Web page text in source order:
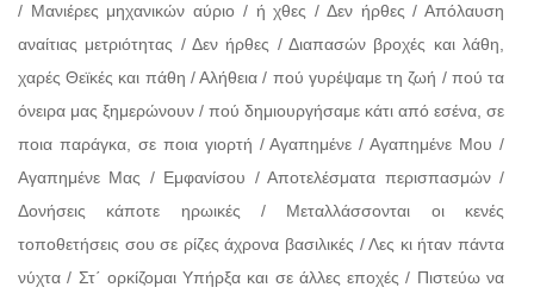
/ Μανιέρες μηχανικών αύριο / ή χθες / Δεν ήρθες / Απόλαυση
αναίτιας μετριότητας / Δεν ήρθες / Διαπασών βροχές και λάθη,
χαρές Θεϊκές και πάθη / Αλήθεια / πού γυρέψαμε τη ζωή / πού τα
όνειρα μας ξημερώνουν / πού δημιουργήσαμε κάτι από εσένα, σε
ποια παράγκα, σε ποια γιορτή / Αγαπημένε / Αγαπημένε Μου /
Αγαπημένε Μας / Εμφανίσου / Αποτελέσματα περισπασμών /
Δονήσεις κάποτε ηρωικές / Μεταλλάσσονται οι κενές
τοποθετήσεις σου σε ρίζες άχρονα βασιλικές / Λες κι ήταν πάντα
νύχτα / Στ΄ ορκίζομαι Υπήρξα και σε άλλες εποχές / Πιστεύω να